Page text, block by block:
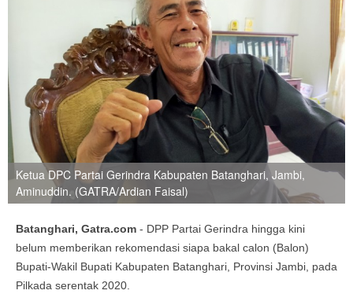
Ketua DPC Partai Gerindra Kabupaten Batanghari, Jambi,
Aminuddin. (GATRA/Ardian Faisal)
Batanghari, Gatra.com - DPP Partai Gerindra hingga kini
belum memberikan rekomendasi siapa bakal calon (Balon)
Bupati-Wakil Bupati Kabupaten Batanghari, Provinsi Jambi, pada
Pilkada serentak 2020.